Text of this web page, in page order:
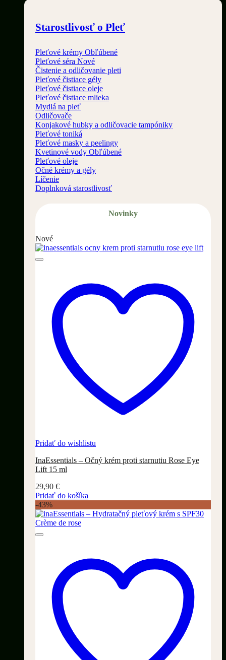
Starostlivosť o Pleť
Pleťové krémy
Pleťové séra
Čistenie a odličovanie pleti
Pleťové čistiace gély
Pleťové čistiace oleje
Pleťové čistiace mlieka
Mydlá na pleť
Odličovače
Konjakové hubky a odličovacie tampóniky
Pleťové toniká
Pleťové masky a peelingy
Kvetinové vody
Pleťové oleje
Očné krémy a gély
Líčenie
Doplnková starostlivosť
Novinky
Nové
Pridať do wishlistu
InaEssentials – Očný krém proti starnutiu Rose Eye
Lift 15 ml
29,90 €
Pridať do košíka
-43%